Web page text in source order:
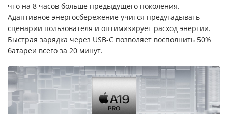
что на 8 часов больше предыдущего поколения.
Адаптивное энергосбережение учится предугадывать
сценарии пользователя и оптимизирует расход энергии.
Быстрая зарядка через USB-C позволяет восполнить 50%
батареи всего за 20 минут.